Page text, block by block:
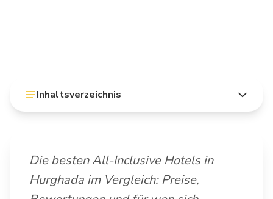
Inhaltsverzeichnis
Die besten All-Inclusive Hotels in
Hurghada im Vergleich: Preise,